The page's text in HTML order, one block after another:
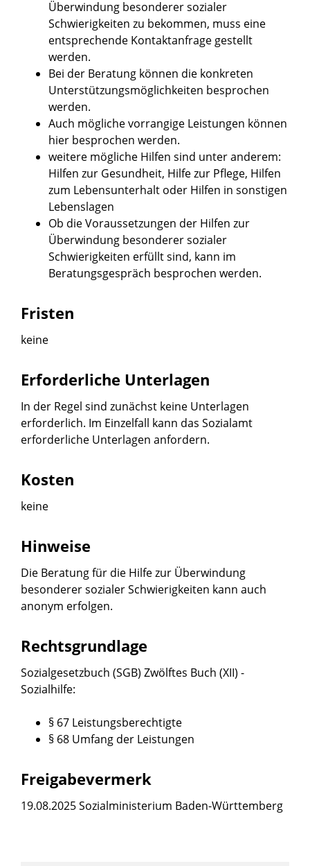
Überwindung besonderer sozialer
Schwierigkeiten zu bekommen, muss eine
entsprechende Kontaktanfrage gestellt
werden.
Bei der Beratung können die konkreten
Unterstützungsmöglichkeiten besprochen
werden.
Auch mögliche vorrangige Leistungen können
hier besprochen werden.
weitere mögliche Hilfen sind unter anderem:
Hilfen zur Gesundheit, Hilfe zur Pflege, Hilfen
zum Lebensunterhalt oder Hilfen in sonstigen
Lebenslagen
Ob die Voraussetzungen der Hilfen zur
Überwindung besonderer sozialer
Schwierigkeiten erfüllt sind, kann im
Beratungsgespräch besprochen werden.
Fristen
keine
Erforderliche Unterlagen
In der Regel sind zunächst keine Unterlagen
erforderlich. Im Einzelfall kann das Sozialamt
erforderliche Unterlagen anfordern.
Kosten
keine
Hinweise
Die Beratung für die Hilfe zur Überwindung
besonderer sozialer Schwierigkeiten kann auch
anonym erfolgen.
Rechtsgrundlage
Sozialgesetzbuch (SGB) Zwölftes Buch (XII) -
Sozialhilfe:
§ 67 Leistungsberechtigte
§ 68 Umfang der Leistungen
Freigabevermerk
19.08.2025 Sozialministerium Baden-Württemberg